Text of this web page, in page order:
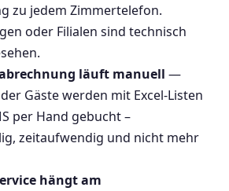
zu jedem Zimmertelefon.
oder Filialen sind technisch
läuft manuell —
Gäste werden mit Excel-Listen
per Hand gebucht –
zeitaufwendig und nicht mehr
hängt am